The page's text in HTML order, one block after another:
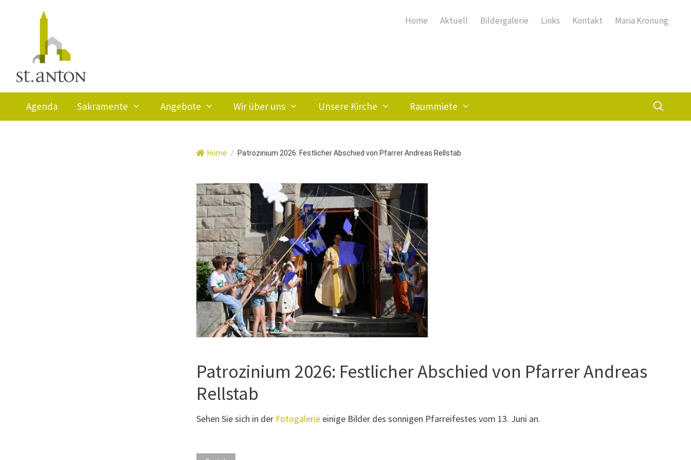
Home Aktuell Bildergalerie Links Kontakt Maria Krönung
Agenda Sakramente Angebote Wir über uns Unsere Kirche Raummiete
Home / Patrozinium 2026: Festlicher Abschied von Pfarrer Andreas Rellstab
Patrozinium 2026: Festlicher Abschied von Pfarrer Andreas
Rellstab
Sehen Sie sich in der Fotogalerie einige Bilder des sonnigen Pfarreifestes vom 13. Juni an.